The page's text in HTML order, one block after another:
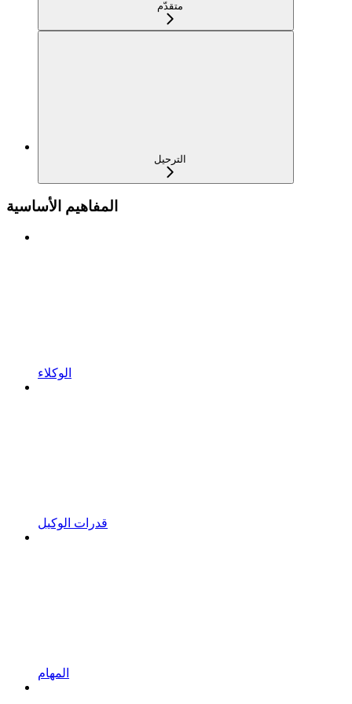
متقدّم
الترحيل
المفاهيم الأساسية
الوكلاء
قدرات الوكيل
المهام